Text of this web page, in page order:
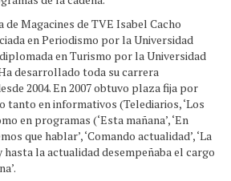
Magacines de TVE Isabel Cacho
en Periodismo por la Universidad
en Turismo por la Universidad
desarrollado toda su carrera
2004. En 2007 obtuvo plaza fija por
tanto en informativos (Telediarios, ‘Los
en programas (‘Esta mañana’, ‘En
que hablar’, ‘Comando actualidad’, ‘La
hasta la actualidad desempeñaba el cargo